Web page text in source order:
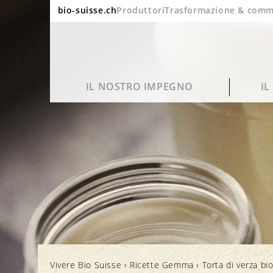
bio-suisse.chProduttoriTrasformazione &
IL NOSTRO IMPEGNO IL
Sostenibilità
Qualità e gusto
Salute
Domande frequenti
Lavorazione e imballaggio
Marchi e controllo
Ritratto
Bio in cifre
Rapporto annuale
Blog
Cinema
Vivere Bio Suisse ›Ricette Gemma ›Torta di verza bio